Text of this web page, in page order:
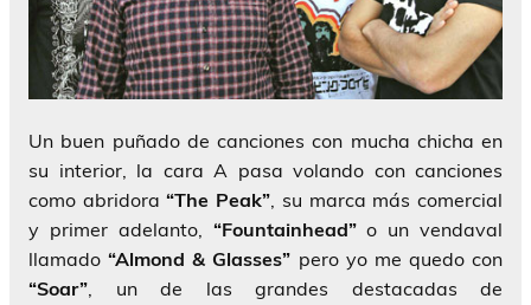
Un buen puñado de canciones con mucha chicha en
su interior, la cara A pasa volando con canciones
como abridora“The Peak”, su marca más comercial
y primer adelanto, “Fountainhead”o un vendaval
llamado“Almond & Glasses” pero yo me quedo con
“Soar”, un de las grandes destacadas de